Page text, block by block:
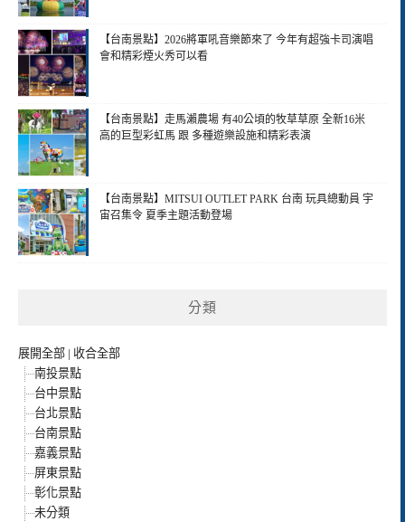
【台南景點】2026將軍吼音樂節來了 今年有超強卡司演唱
會和精彩煙火秀可以看
【台南景點】走馬瀨農場 有40公頃的牧草草原 全新16米
高的巨型彩虹馬 跟 多種遊樂設施和精彩表演
【台南景點】MITSUI OUTLET PARK 台南 玩具總動員 宇
宙召集令 夏季主題活動登場
分類
展開全部 | 收合全部
南投景點
台中景點
台北景點
台南景點
嘉義景點
屏東景點
彰化景點
未分類